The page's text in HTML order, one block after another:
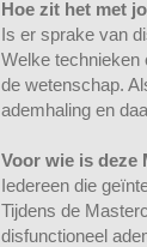
Hoe zit het met
Is er sprake van
Welke technieken
de wetenschap.
ademhaling en
Voor wie is deze
Iedereen die
Tijdens de
disfunctioneel